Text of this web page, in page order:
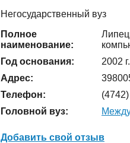
Негосударственный вуз
Полное
наименование:
Год основания:
2002 г.
Адрес:
Телефон:
Головной вуз:
Добавить свой отзыв